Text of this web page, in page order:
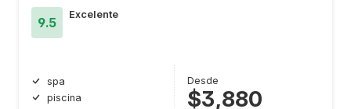
9.5
Excelente
spa
piscina
Desde
$3,880